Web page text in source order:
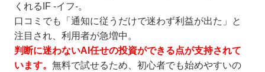
くれるIF -イフ-。
口コミでも「通知に従うだけで迷わず利益が出た」と
注目され、利用者が急増中。
判断に迷わないAI任せの投資ができる点が支持されて
います。無料で試せるため、初心者でも始めやすいの